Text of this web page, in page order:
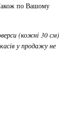
по Вашому
(кожні 30 см)
у продажу не